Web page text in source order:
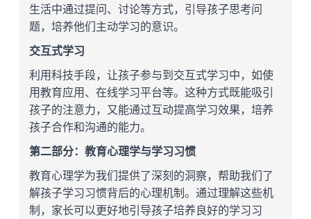
生活中通过提问、讨论等方式，引导孩子思考问
题，培养他们主动学习的意识。
交互式学习
利用科技手段，让孩子参与到交互式学习中，如使
用教育应用、在线学习平台等。这种方式既能吸引
孩子的注意力，又能通过互动提高学习效果，培养
孩子合作和沟通的能力。
第二部分：教育心理学与学习习惯
教育心理学为我们提供了深刻的洞察，帮助我们了
解孩子学习习惯背后的心理机制。通过理解这些机
制，家长可以更好地引导孩子培养良好的学习习